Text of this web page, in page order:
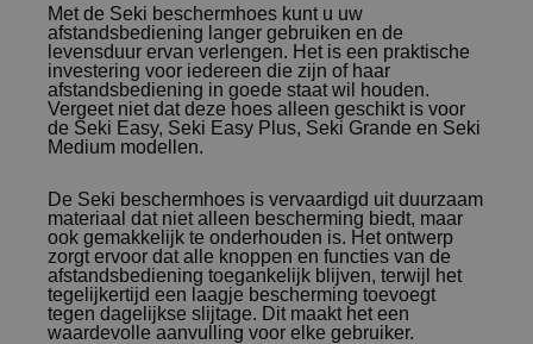
Met de Seki beschermhoes kunt u uw
afstandsbediening langer gebruiken en de
levensduur ervan verlengen. Het is een praktische
investering voor iedereen die zijn of haar
afstandsbediening in goede staat wil houden.
Vergeet niet dat deze hoes alleen geschikt is voor
de Seki Easy, Seki Easy Plus, Seki Grande en Seki
Medium modellen.
De Seki beschermhoes is vervaardigd uit duurzaam
materiaal dat niet alleen bescherming biedt, maar
ook gemakkelijk te onderhouden is. Het ontwerp
zorgt ervoor dat alle knoppen en functies van de
afstandsbediening toegankelijk blijven, terwijl het
tegelijkertijd een laagje bescherming toevoegt
tegen dagelijkse slijtage. Dit maakt het een
waardevolle aanvulling voor elke gebruiker.